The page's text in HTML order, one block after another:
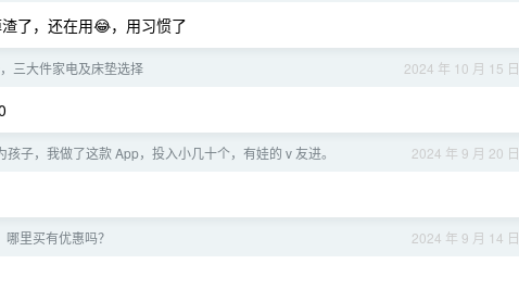
了，还在用😂，用习惯了
2024 年 10 月 15 日
三大件家电及床垫选择
2024 年 9 月 20 日
孩子，我做了这款 App，投入小几十个，有娃的 v 友进。
2024 年 9 月 14 日
里买有优惠吗？